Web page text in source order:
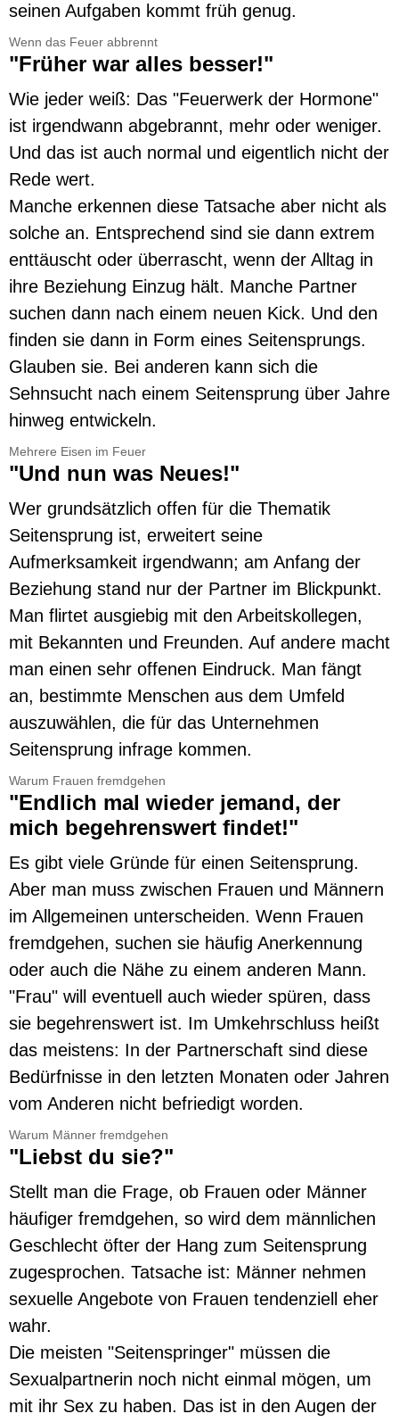
seinen Aufgaben kommt früh genug.
Wenn das Feuer abbrennt
"Früher war alles besser!"
Wie jeder weiß: Das "Feuerwerk der Hormone"
ist irgendwann abgebrannt, mehr oder weniger.
Und das ist auch normal und eigentlich nicht der
Rede wert.
Manche erkennen diese Tatsache aber nicht als
solche an. Entsprechend sind sie dann extrem
enttäuscht oder überrascht, wenn der Alltag in
ihre Beziehung Einzug hält. Manche Partner
suchen dann nach einem neuen Kick. Und den
finden sie dann in Form eines Seitensprungs.
Glauben sie. Bei anderen kann sich die
Sehnsucht nach einem Seitensprung über Jahre
hinweg entwickeln.
Mehrere Eisen im Feuer
"Und nun was Neues!"
Wer grundsätzlich offen für die Thematik
Seitensprung ist, erweitert seine
Aufmerksamkeit irgendwann; am Anfang der
Beziehung stand nur der Partner im Blickpunkt.
Man flirtet ausgiebig mit den Arbeitskollegen,
mit Bekannten und Freunden. Auf andere macht
man einen sehr offenen Eindruck. Man fängt
an, bestimmte Menschen aus dem Umfeld
auszuwählen, die für das Unternehmen
Seitensprung infrage kommen.
Warum Frauen fremdgehen
"Endlich mal wieder jemand, der
mich begehrenswert findet!"
Es gibt viele Gründe für einen Seitensprung.
Aber man muss zwischen Frauen und Männern
im Allgemeinen unterscheiden. Wenn Frauen
fremdgehen, suchen sie häufig Anerkennung
oder auch die Nähe zu einem anderen Mann.
"Frau" will eventuell auch wieder spüren, dass
sie begehrenswert ist. Im Umkehrschluss heißt
das meistens: In der Partnerschaft sind diese
Bedürfnisse in den letzten Monaten oder Jahren
vom Anderen nicht befriedigt worden.
Warum Männer fremdgehen
"Liebst du sie?"
Stellt man die Frage, ob Frauen oder Männer
häufiger fremdgehen, so wird dem männlichen
Geschlecht öfter der Hang zum Seitensprung
zugesprochen. Tatsache ist: Männer nehmen
sexuelle Angebote von Frauen tendenziell eher
wahr.
Die meisten "Seitenspringer" müssen die
Sexualpartnerin noch nicht einmal mögen, um
mit ihr Sex zu haben. Das ist in den Augen der